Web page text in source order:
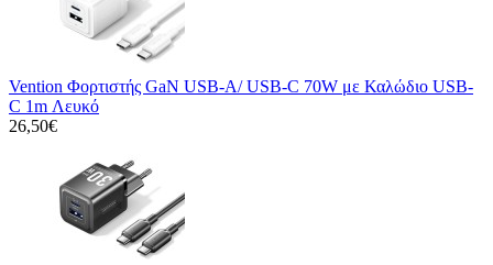
Vention Φορτιστής GaN USB-A/ USB-C 70W με Καλώδιο USB-
C 1m Λευκό
26,50€